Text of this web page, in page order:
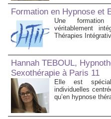
Formation en Hypnose et
Une formation
véritablement
Thérapies
Hannah TEBOUL,
Sexothérapie à Paris 11
Elle est
individuelles
qu’en hypnose